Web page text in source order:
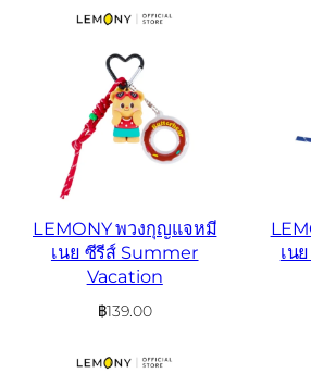
LEMONY พวงกุญแจหมี
เนย ซีรีส์ Summer
Vacation
฿139.00
เน